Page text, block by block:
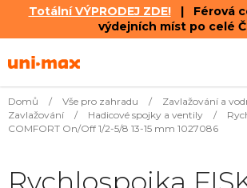
Totální VÝPRODEJ ZDE!| Férová
výdejních míst po celé
na
Domů / Vše pro zahradu / Zavlažování a
Zavlažování
/ Hadicové spojky a ventily /
COMFORT On/Off 1/2-5/8 13-15 mm 1027086
Rychlospojka